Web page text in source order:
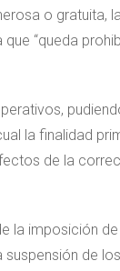
o gratuita,
que “queda
la finalidad
de la
la imposición
de